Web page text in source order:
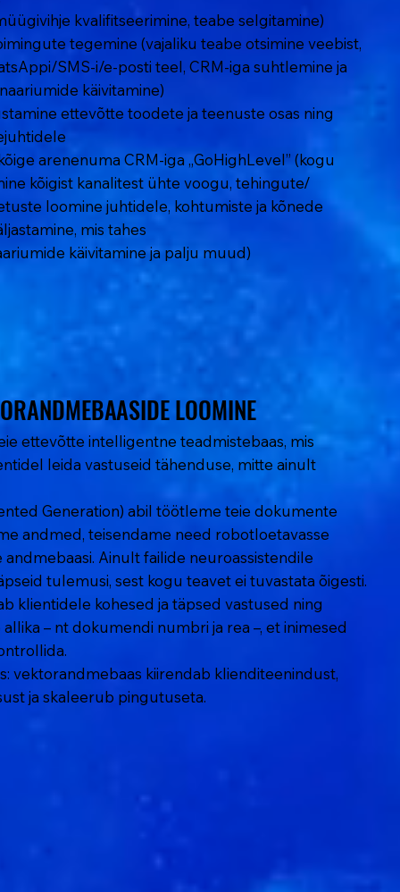
kvalifitseerimine, teabe selgitamine)
tegemine (vajaliku teabe otsimine veebist,
SMS-i/e-posti teel, CRM-iga suhtlemine ja
käivitamine)
ettevõtte toodete ja teenuste osas ning
arenenuma CRM-iga „GoHighLevel” (kogu
kõigist kanalitest ühte voogu, tehingute/
loomine juhtidele, kohtumiste ja kõnede
mis tahes
käivitamine ja palju muud)
LOOMINE
LOOMINE
ettevõtte intelligentne teadmistebaas, mis
leida vastuseid tähenduse, mitte ainult
Generation) abil töötleme teie dokumente
andmed, teisendame need robotloetavasse
Ainult failide neuroassistendile
tulemusi, sest kogu teavet ei tuvastata õigesti.
klientidele kohesed ja täpsed vastused ning
– nt dokumendi numbri ja rea –, et inimesed
vektorandmebaas kiirendab klienditeenindust,
ja skaleerub pingutuseta.